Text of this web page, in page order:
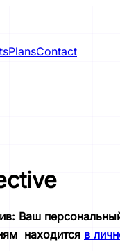
PlansContact
Ваш
находится в